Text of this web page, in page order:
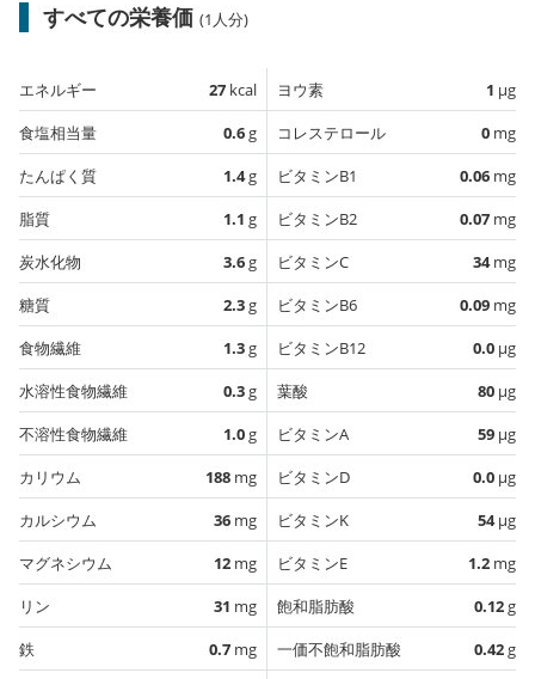
すべての栄養価 (1人分)
エネルギー 27 kcal
食塩相当量
0.6g
たんぱく質
1.4g
脂質
1.1 g
炭水化物
3.6g
糖質
2.3g
食物繊維
1.3g
水溶性食物繊維
0.3g
不溶性食物繊維
1.0g
カリウム
188 mg
カルシウム
36 mg
マグネシウム
12 mg
リン
31 mg
鉄
0.7 mg
ヨウ素 1 µg
コレステロール
0 mg
ビタミンB1
0.06 mg
ビタミンB2
0.07 mg
ビタミンC
34mg
ビタミンB6
0.09 mg
ビタミンB12
0.0 µg
葉酸
80 µg
ビタミンA
59 µg
ビタミンD
0.0 µg
ビタミンK
54µg
ビタミンE
1.2 mg
飽和脂肪酸
0.12g
一価不飽和脂肪酸
0.42g